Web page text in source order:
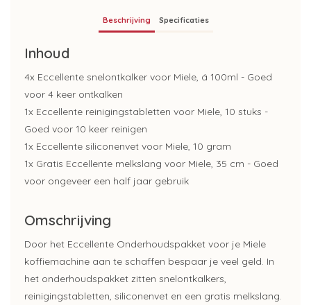
Beschrijving Specificaties
Inhoud
4x Eccellente snelontkalker voor Miele, á 100ml - Goed
voor 4 keer ontkalken
1x Eccellente reinigingstabletten voor Miele, 10 stuks -
Goed voor 10 keer reinigen
1x Eccellente siliconenvet voor Miele, 10 gram
1x Gratis Eccellente melkslang voor Miele, 35 cm - Goed
voor ongeveer een half jaar gebruik
Omschrijving
Door het Eccellente Onderhoudspakket voor je Miele
koffiemachine aan te schaffen bespaar je veel geld. In
het onderhoudspakket zitten snelontkalkers,
reinigingstabletten, siliconenvet en een gratis melkslang.